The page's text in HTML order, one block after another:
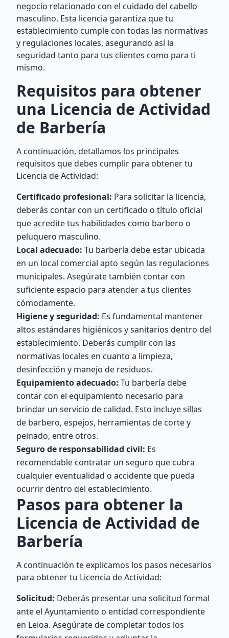
negocio relacionado con el cuidado del cabello
masculino. Esta licencia garantiza que tu
establecimiento cumple con todas las normativas
y regulaciones locales, asegurando así la
seguridad tanto para tus clientes como para ti
mismo.
Requisitos para obtener
una Licencia de Actividad
de Barbería
A continuación, detallamos los principales
requisitos que debes cumplir para obtener tu
Licencia de Actividad:
Certificado profesional: Para solicitar la licencia,
deberás contar con un certificado o título oficial
que acredite tus habilidades como barbero o
peluquero masculino.
Local adecuado: Tu barbería debe estar ubicada
en un local comercial apto según las regulaciones
municipales. Asegúrate también contar con
suficiente espacio para atender a tus clientes
cómodamente.
Higiene y seguridad: Es fundamental mantener
altos estándares higiénicos y sanitarios dentro del
establecimiento. Deberás cumplir con las
normativas locales en cuanto a limpieza,
desinfección y manejo de residuos.
Equipamiento adecuado: Tu barbería debe
contar con el equipamiento necesario para
brindar un servicio de calidad. Esto incluye sillas
de barbero, espejos, herramientas de corte y
peinado, entre otros.
Seguro de responsabilidad civil: Es
recomendable contratar un seguro que cubra
cualquier eventualidad o accidente que pueda
ocurrir dentro del establecimiento.
Pasos para obtener la
Licencia de Actividad de
Barbería
A continuación te explicamos los pasos necesarios
para obtener tu Licencia de Actividad:
Solicitud: Deberás presentar una solicitud formal
ante el Ayuntamiento o entidad correspondiente
en Leioa. Asegúrate de completar todos los